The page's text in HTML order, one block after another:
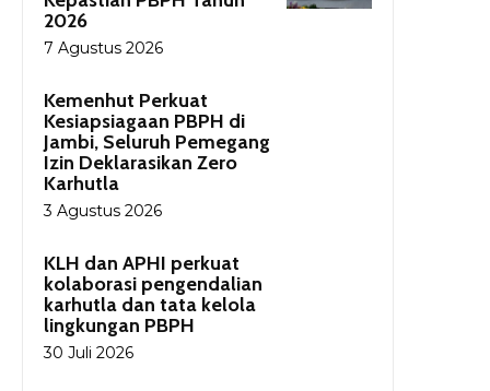
2026
7 Agustus 2026
Kemenhut Perkuat
Kesiapsiagaan PBPH di
Jambi, Seluruh Pemegang
Izin Deklarasikan Zero
Karhutla
3 Agustus 2026
KLH dan APHI perkuat
kolaborasi pengendalian
karhutla dan tata kelola
lingkungan PBPH
30 Juli 2026